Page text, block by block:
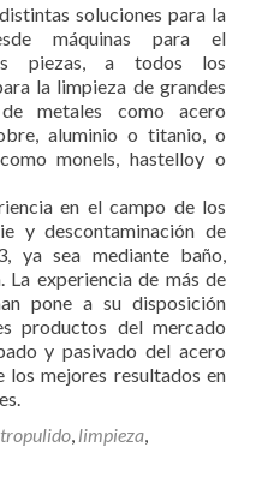
soluciones para la
máquinas para el
piezas, a todos los
la limpieza de grandes
metales como acero
aluminio o titanio, o
monels, hastelloy o
en el campo de los
y descontaminación de
ya sea mediante baño,
experiencia de más de
pone a su disposición
productos del mercado
y pasivado del acero
mejores resultados en
, limpieza,